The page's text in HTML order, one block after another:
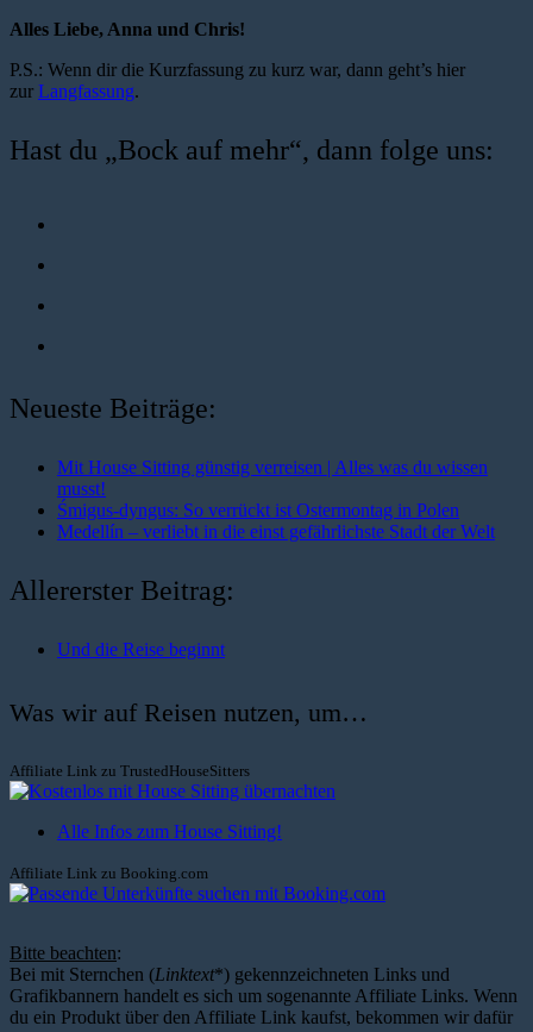
Alles Liebe, Anna und Chris!
P.S.: Wenn dir die Kurzfassung zu kurz war, dann geht’s hier
zur Langfassung.
Hast du „Bock auf mehr“, dann folge uns:
Neueste Beiträge:
Mit House Sitting günstig verreisen | Alles was du wissen
musst!
Śmigus-dyngus: So verrückt ist Ostermontag in Polen
Medellín – verliebt in die einst gefährlichste Stadt der Welt
Allererster Beitrag:
Und die Reise beginnt
Was wir auf Reisen nutzen, um…
Affiliate Link zu TrustedHouseSitters
Alle Infos zum House Sitting!
Affiliate Link zu Booking.com
Bitte beachten:
Bei mit Sternchen (Linktext*) gekennzeichneten Links und
Grafikbannern handelt es sich um sogenannte Affiliate Links. Wenn
du ein Produkt über den Affiliate Link kaufst, bekommen wir dafür